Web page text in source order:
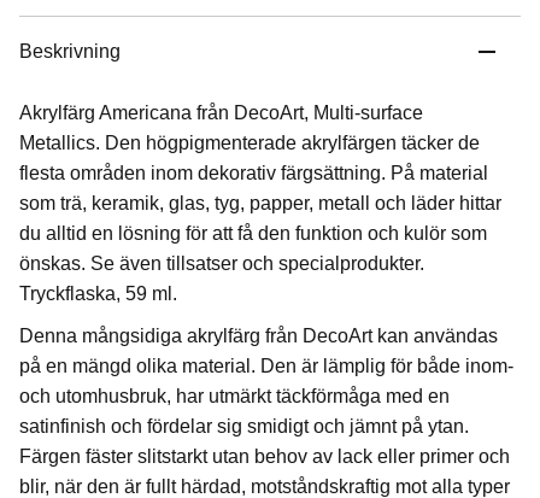
Beskrivning
Akrylfärg Americana från DecoArt, Multi-surface
Metallics. Den högpigmenterade akrylfärgen täcker de
flesta områden inom dekorativ färgsättning. På material
som trä, keramik, glas, tyg, papper, metall och läder hittar
du alltid en lösning för att få den funktion och kulör som
önskas. Se även tillsatser och specialprodukter.
Tryckflaska, 59 ml.
Denna mångsidiga akrylfärg från DecoArt kan användas
på en mängd olika material. Den är lämplig för både inom-
och utomhusbruk, har utmärkt täckförmåga med en
satinfinish och fördelar sig smidigt och jämnt på ytan.
Färgen fäster slitstarkt utan behov av lack eller primer och
blir, när den är fullt härdad, motståndskraftig mot alla typer